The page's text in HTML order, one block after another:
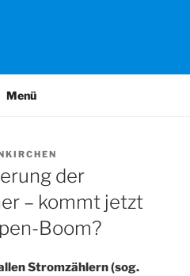
Menü
der
– kommt jetzt
Boom?
Stromzählern (sog.